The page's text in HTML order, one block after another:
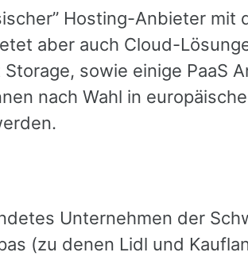
Hosting-Anbieter
aber auch Cloud-
sowie einige PaaS
nach Wahl in
Unternehmen der
(zu denen Lidl und